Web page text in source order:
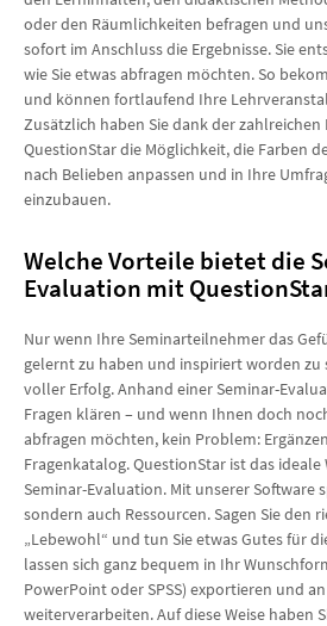
oder den Räumlichkeiten befragen und
sofort im Anschluss die Ergebnisse. Sie
wie Sie etwas abfragen möchten. So
und können fortlaufend Ihre
Zusätzlich haben Sie dank der
QuestionStar die Möglichkeit, die Farben
nach Belieben anpassen und in Ihre
einzubauen.
Welche Vorteile bietet die
Evaluation mit
Nur wenn Ihre Seminarteilnehmer das
gelernt zu haben und inspiriert worden zu
voller Erfolg. Anhand einer Seminar-
Fragen klären – und wenn Ihnen doch
abfragen möchten, kein Problem:
Fragenkatalog. QuestionStar ist das
Seminar-Evaluation. Mit unserer Software
sondern auch Ressourcen. Sagen Sie den
„Lebewohl“ und tun Sie etwas Gutes für
lassen sich ganz bequem in Ihr
PowerPoint oder SPSS) exportieren und
weiterverarbeiten. Auf diese Weise haben